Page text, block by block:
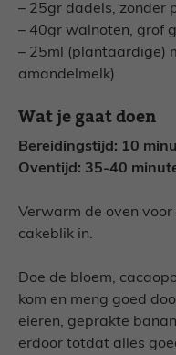
– 25gr dadels, zonder
– 40gr walnoten, grof
– 25ml (plantaardige)
amandelmelk)
Wat je gaat doen
Bereidingstijd: 10
Oventijd: 35-40
Verwarm de oven
cakeblik in.
Doe de bloem,
kom en meng goed
eieren, geprakte
erdoor totdat alles